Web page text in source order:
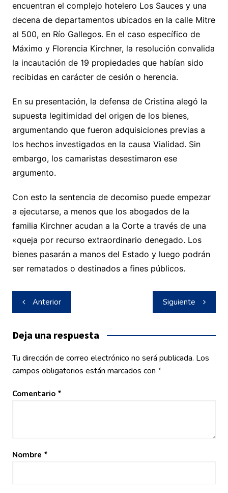
encuentran el complejo hotelero Los Sauces y una
decena de departamentos ubicados en la calle Mitre
al 500, en Río Gallegos. En el caso específico de
Máximo y Florencia Kirchner, la resolución convalida
la incautación de 19 propiedades que habían sido
recibidas en carácter de cesión o herencia.
En su presentación, la defensa de Cristina alegó la
supuesta legitimidad del origen de los bienes,
argumentando que fueron adquisiciones previas a
los hechos investigados en la causa Vialidad. Sin
embargo, los camaristas desestimaron ese
argumento.
Con esto la sentencia de decomiso puede empezar
a ejecutarse, a menos que los abogados de la
familia Kirchner acudan a la Corte a través de una
«queja por recurso extraordinario denegado. Los
bienes pasarán a manos del Estado y luego podrán
ser rematados o destinados a fines públicos.
Navegación
de
entradas
Anterior Siguiente
Deja una respuesta
Tu dirección de correo electrónico no será publicada. Los
campos obligatorios están marcados con *
Comentario *
Nombre *